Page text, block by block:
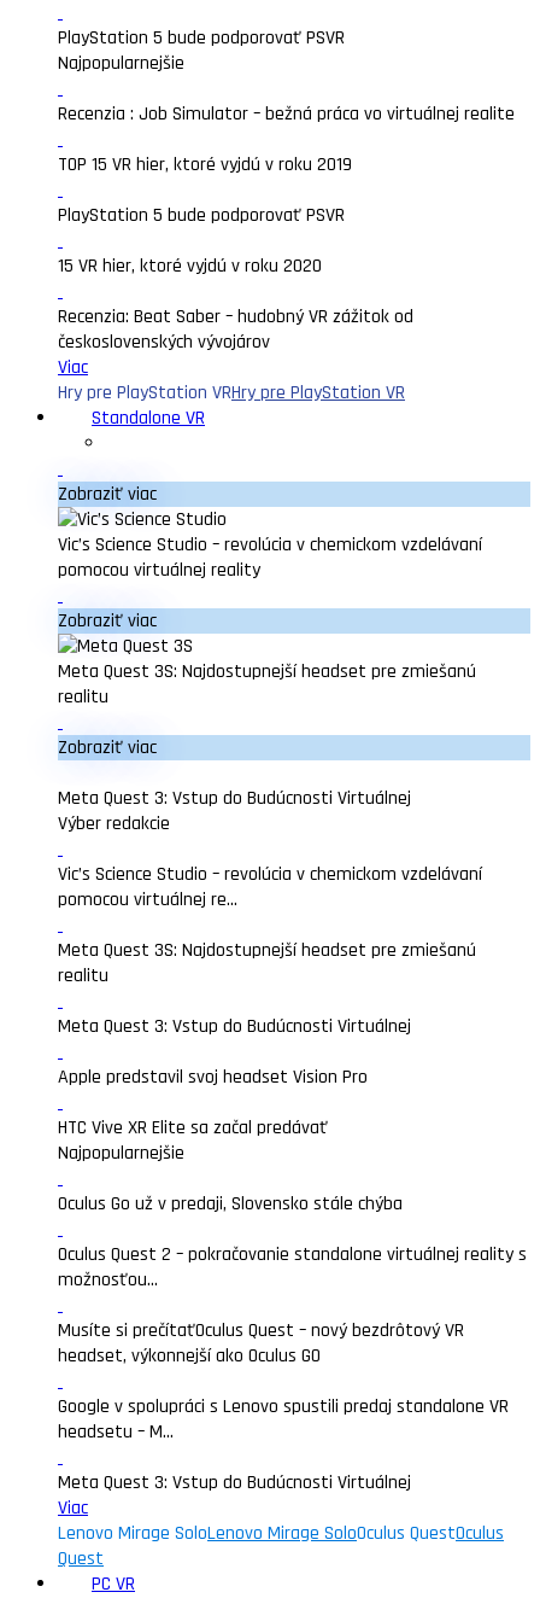
PlayStation 5 bude podporovať PSVR
Najpopularnejšie
Recenzia : Job Simulator – bežná práca vo virtuálnej realite
TOP 15 VR hier, ktoré vyjdú v roku 2019
PlayStation 5 bude podporovať PSVR
15 VR hier, ktoré vyjdú v roku 2020
Recenzia: Beat Saber – hudobný VR zážitok od
československých vývojárov
Viac
Hry pre PlayStation VRHry pre PlayStation VR
Standalone VR
Zobraziť viac
Vic’s Science Studio – revolúcia v chemickom vzdelávaní
pomocou virtuálnej reality
Zobraziť viac
Meta Quest 3S: Najdostupnejší headset pre zmiešanú
realitu
Zobraziť viac
Meta Quest 3: Vstup do Budúcnosti Virtuálnej
Výber redakcie
Vic’s Science Studio – revolúcia v chemickom vzdelávaní
pomocou virtuálnej re...
Meta Quest 3S: Najdostupnejší headset pre zmiešanú
realitu
Meta Quest 3: Vstup do Budúcnosti Virtuálnej
Apple predstavil svoj headset Vision Pro
HTC Vive XR Elite sa začal predávať
Najpopularnejšie
Oculus Go už v predaji, Slovensko stále chýba
Oculus Quest 2 – pokračovanie standalone virtuálnej reality s
možnosťou...
Musíte si prečítaťOculus Quest – nový bezdrôtový VR
headset, výkonnejší ako Oculus GO
Google v spolupráci s Lenovo spustili predaj standalone VR
headsetu – M...
Meta Quest 3: Vstup do Budúcnosti Virtuálnej
Viac
Lenovo Mirage SoloLenovo Mirage SoloOculus QuestOculus
Quest
PC VR